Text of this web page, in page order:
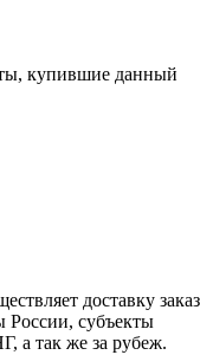
купившие данный
доставку
России, субъекты
а так же за рубеж.